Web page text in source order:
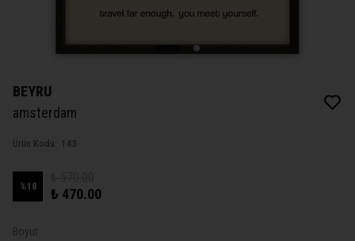
BEYRU
amsterdam
Ürün Kodu: 143
%18 ₺ 470.00
Boyut